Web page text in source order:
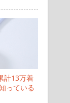
計13万着
っている